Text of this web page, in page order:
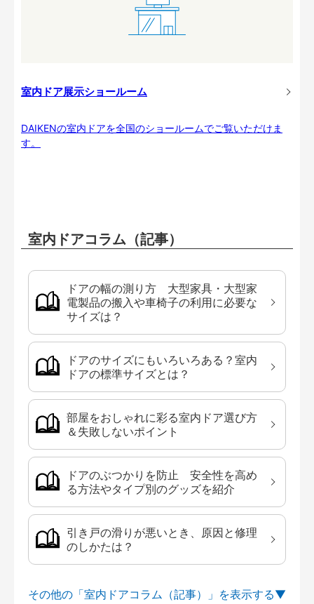
室内ドア展示ショールーム
DAIKENの室内ドアを全国のショールームでご覧いただけま
す。
室内ドアコラム（記事）
ドアの幅の測り方 大型家具・大型家
電製品の搬入や車椅子の利用に必要な
サイズは？
ドアのサイズにもいろいろある？室内
ドアの標準サイズとは？
部屋をおしゃれに彩る室内ドア選び方
＆失敗しないポイント
ドアのぶつかりを防止 安全性を高め
る方法やタイプ別のグッズを紹介
引き戸の滑りが悪いとき、原因と修理
のしかたは？
その他の「室内ドアコラム（記事）」を